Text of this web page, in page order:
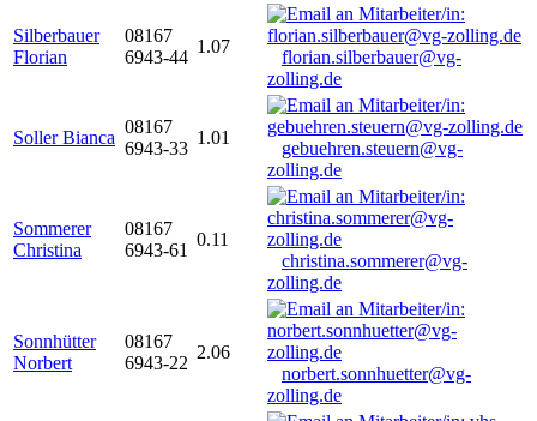
Silberbauer
Florian
08167
6943-44
1.07
florian.silberbauer@vg-
zolling.de
Soller Bianca
08167
6943-33
1.01
gebuehren.steuern@vg-
zolling.de
Sommerer
Christina
08167
6943-61
0.11
christina.sommerer@vg-
zolling.de
Sonnhütter
Norbert
08167
6943-22
2.06
norbert.sonnhuetter@vg-
zolling.de